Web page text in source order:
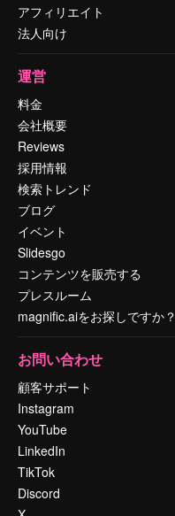
アフィリエイト
法人向け
運営
料金
会社概要
Reviews
採用情報
検索トレンド
ブログ
イベント
Slidesgo
コンテンツを販売する
プレスルーム
magnific.aiをお探しですか？
お問い合わせ
顧客サポート
Instagram
YouTube
LinkedIn
TikTok
Discord